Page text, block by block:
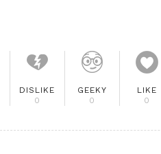
DISLIKE
0
GEEKY
0
LIKE
0